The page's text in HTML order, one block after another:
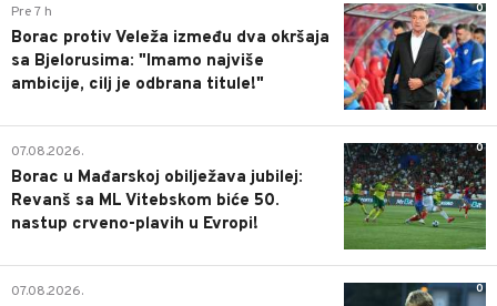
0
Pre 7 h
Borac protiv Veleža između dva okršaja
sa Bjelorusima: "Imamo najviše
ambicije, cilj je odbrana titule!"
0
07.08.2026.
Borac u Mađarskoj obilježava jubilej:
Revanš sa ML Vitebskom biće 50.
nastup crveno-plavih u Evropi!
0
07.08.2026.